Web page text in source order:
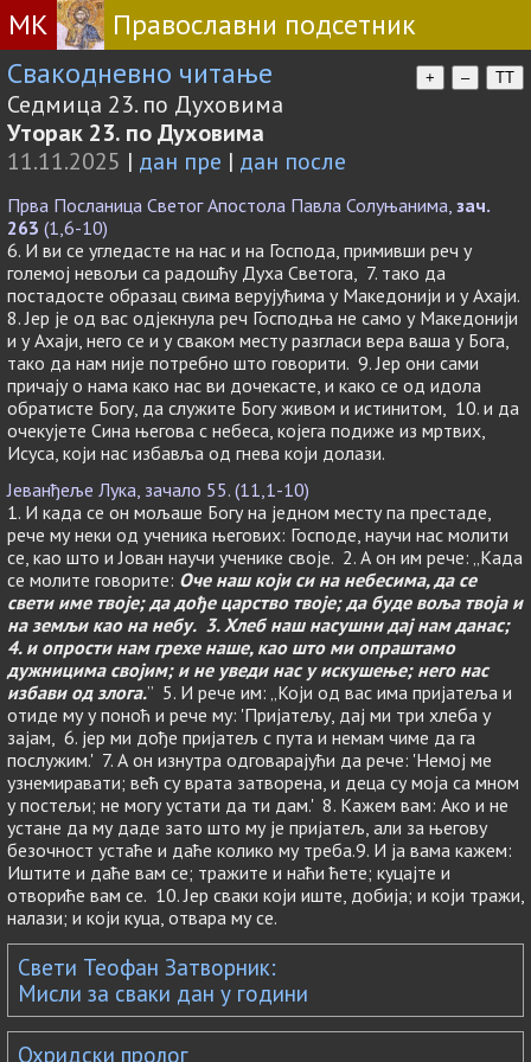
МК
Православни подсетник
Свакодневно читање
+ – TT
Седмица 23. по Духовима
Уторак 23. по Духовима
11.11.2025 | дан пре | дан после
Прва Посланица Светог Апостола Павла Солуњанима, зач.
263 (1,6-10)
6. И ви се угледасте на нас и на Господа, примивши реч у
големој невољи са радошћу Духа Светога, 7. тако да
постадосте образац свима верујућима у Македонији и у Ахаји.
8. Јер је од вас одјекнула реч Господња не само у Македонији
и у Ахаји, него се и у сваком месту разгласи вера ваша у Бога,
тако да нам није потребно што говорити. 9. Јер они сами
причају о нама како нас ви дочекасте, и како се од идола
обратисте Богу, да служите Богу живом и истинитом, 10. и да
очекујете Сина његова с небеса, којега подиже из мртвих,
Исуса, који нас избавља од гнева који долази.
Јеванђеље Лука, зачало 55. (11,1-10)
1. И када се он мољаше Богу на једном месту па престаде,
рече му неки од ученика његових: Господе, научи нас молити
се, као што и Јован научи ученике своје. 2. А он им рече: „Када
се молите говорите: Оче наш који си на небесима, да се
свети име твоје; да дође царство твоје; да буде воља твоја и
на земљи као на небу. 3. Хлеб наш насушни дај нам данас;
4. и опрости нам грехе наше, као што ми опраштамо
дужницима својим; и не уведи нас у искушење; него нас
избави од злога.” 5. И рече им: „Који од вас има пријатеља и
отиде му у поноћ и рече му: 'Пријатељу, дај ми три хлеба у
зајам, 6. јер ми дође пријатељ с пута и немам чиме да га
послужим.' 7. А он изнутра одговарајући да рече: 'Немој ме
узнемиравати; већ су врата затворена, и деца су моја са мном
у постељи; не могу устати да ти дам.' 8. Кажем вам: Ако и не
устане да му даде зато што му је пријатељ, али за његову
безочност устаће и даће колико му треба.9. И ја вама кажем:
Иштите и даће вам се; тражите и наћи ћете; куцајте и
отвориће вам се. 10. Јер сваки који иште, добија; и који тражи,
налази; и који куца, отвара му се.
Свети Теофан Затворник:
Мисли за сваки дан у години
Охридски пролог